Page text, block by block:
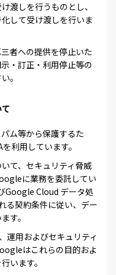
渡しを行うものとし、
して受け渡しを行いま
者への提供を停止いた
・訂正・利用停止等の
。
ム等から保護するた
利用しています。
て、セキュリティ脅威
に業務を委託してい
Google Cloud データ処
る契約条件に従い、デー
す。
運用およびセキュリティ
はこれらの目的およ
います。